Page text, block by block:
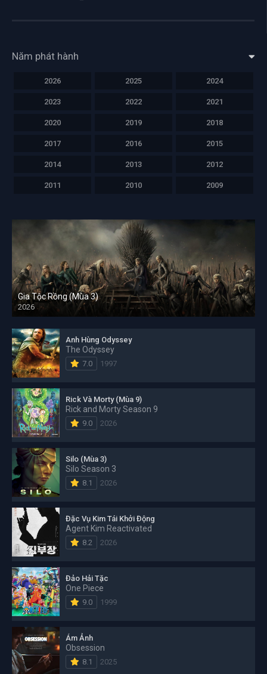
Năm phát hành
2026 2025 2024
2023 2022 2021
2020 2019 2018
2017 2016 2015
2014 2013 2012
2011 2010 2009
Gia Tộc Rồng (Mùa 3)
2026
Anh Hùng Odyssey
The Odyssey
7.0 1997
Rick Và Morty (Mùa 9)
Rick and Morty Season 9
9.0 2026
Silo (Mùa 3)
Silo Season 3
8.1 2026
Đặc Vụ Kim Tái Khởi Động
Agent Kim Reactivated
8.2 2026
Đảo Hải Tặc
One Piece
9.0 1999
Ám Ảnh
Obsession
8.1 2025